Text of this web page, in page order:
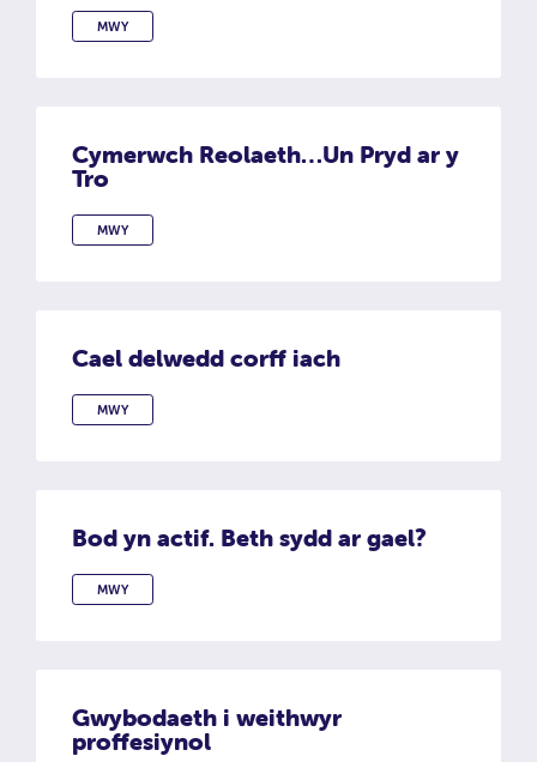
MWY
MYND YN ÔL AR Y TRYWYDD IAWN AR ÔL RHWYSTRAU
Cymerwch Reolaeth…Un Pryd ar y
Tro
MWY
CYMERWCH REOLAETH…UN PRYD AR Y TRO
Cael delwedd corff iach
MWY
CAEL DELWEDD CORFF IACH
Bod yn actif. Beth sydd ar gael?
MWY
BOD YN ACTIF. BETH SYDD AR GAEL?
Gwybodaeth i weithwyr
proffesiynol